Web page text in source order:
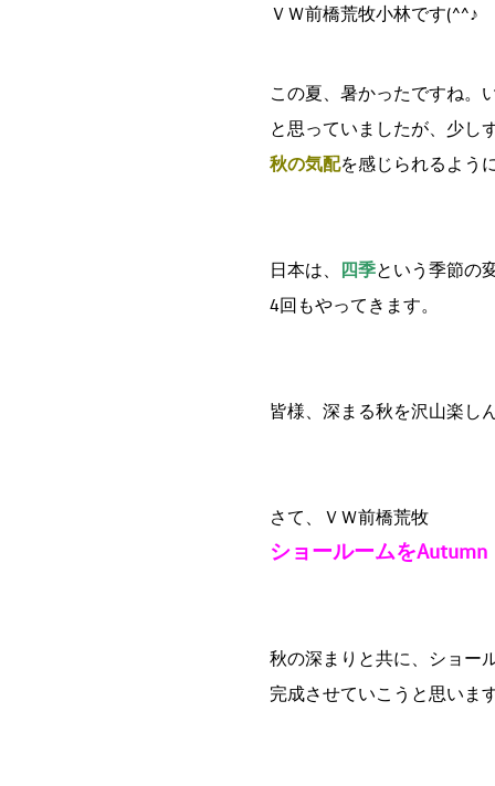
ＶＷ前橋荒牧小林です(^^♪
この夏、暑かったですね。
と思っていましたが、少し
秋の気配を感じられるよう
日本は、 四季という季節の
4回もやってきます。
皆様、深まる秋を沢山楽し
さて、ＶＷ前橋荒牧
ショールームを
秋の深まりと共に、ショー
完成させていこうと思いま